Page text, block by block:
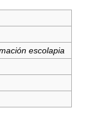
escolapia